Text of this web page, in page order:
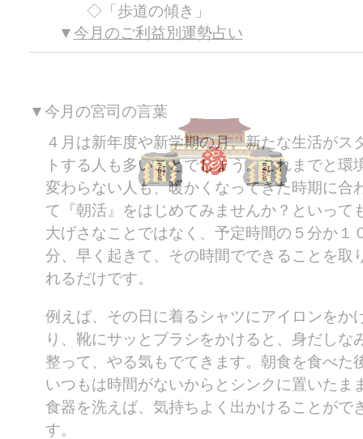
「歩道の傾き」
今月のご利益別運勢占い
▼今月の宮司の言葉
４月は新年度や新学期の月。新たな生活がス
トする人も多いことでしょう。これまでと環
変わらない人も、暖かくなってきた時期に合
て『朝活』をはじめてみませんか？といって
大げさなことではなく、予定時間の５分か１
分、早く起きて、その時間でできることを取
れるだけです。
例えば、その日に着るシャツにアイロンをか
り、靴にサッとブラシをかけると、身だしな
整って、やる気もでてきます。朝食を食べた
いつもは時間がないからとシンクに置いたま
食器を洗えば、気持ちよく出かけることがで
す。